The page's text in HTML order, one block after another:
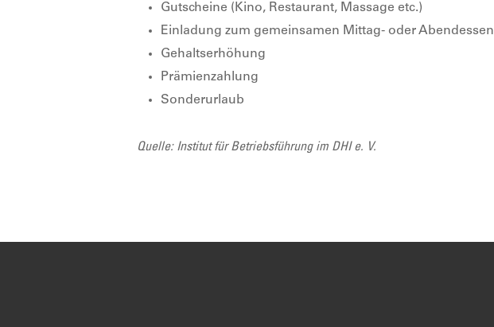
Gutscheine (Kino, Restaurant, Massage etc.)
Einladung zum gemeinsamen Mittag- oder Abendessen
Gehaltserhöhung
Prämienzahlung
Sonderurlaub
Quelle: Institut für Betriebsführung im DHI e. V.